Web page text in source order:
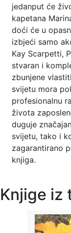
jedanput će
kapetana
doći će u
izbjeći samo
Kay Scarpetti,
stvaran i
zbunjene
svijetu mora
profesionalnu
života
duguje
svijetu, tako i
zagarantirano
knjiga.
Knjige iz